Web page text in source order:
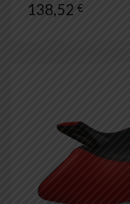
138,52 €